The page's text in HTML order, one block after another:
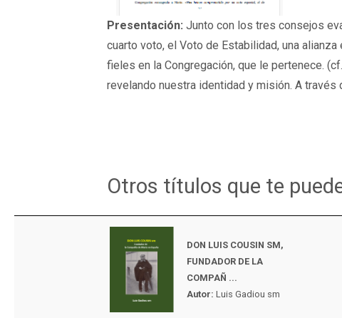
Presentación: Junto con los tres consejos
cuarto voto, el Voto de Estabilidad, una
fieles en la Congregación, que le pertenece.
revelando nuestra identidad y misión. A
Otros títulos que te
DON LUIS COUSIN SM,
FUNDADOR DE LA
COMPAÑ ...
Autor: Luis Gadiou sm